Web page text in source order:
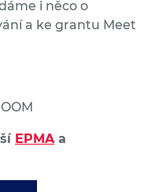
i něco o
a ke grantu Meet
EPMAa